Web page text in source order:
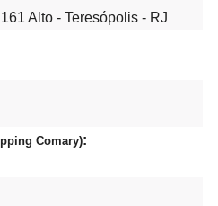
Alto - Teresópolis - RJ
Comary):